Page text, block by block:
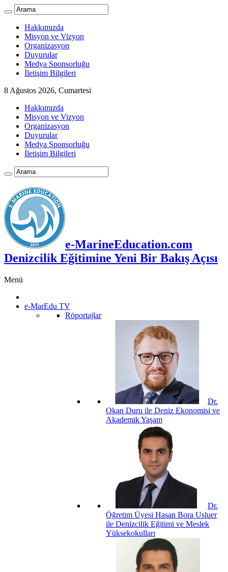
Hakkımızda
Misyon ve Vizyon
Organizasyon
Duyurular
Medya Sponsorluğu
İletişim Bilgileri
8 Ağustos 2026, Cumartesi
Hakkımızda
Misyon ve Vizyon
Organizasyon
Duyurular
Medya Sponsorluğu
İletişim Bilgileri
e-MarineEducation.com
Denizcilik Eğitimine Yeni Bir Bakış Açısı
Menü
e-MarEdu TV
Röportajlar
Dr.
Okan Duru ile Deniz Ekonomisi ve
Akademik Yaşam
Dr.
Öğretim Üyesi Hasan Bora Usluer
ile Denizcilik Eğitimi ve Meslek
Yüksekokulları